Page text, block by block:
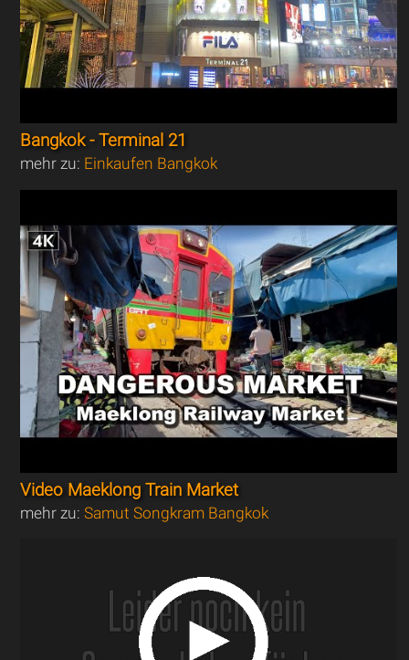
Bangkok - Terminal 21
mehr zu: Einkaufen Bangkok
Video Maeklong Train Market
mehr zu:Samut Songkram Bangkok